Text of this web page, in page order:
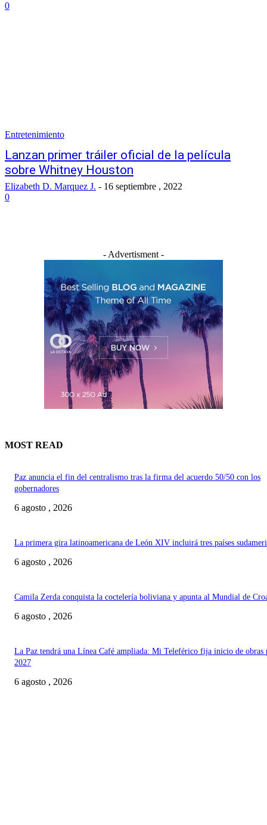
0
Entretenimiento
Lanzan primer tráiler oficial de la película
sobre Whitney Houston
Elizabeth D. Marquez J. - 16 septiembre , 2022
0
- Advertisment -
MOST READ
Paz anuncia el fin del centralismo tras la firma del acuerdo 50/50 con los
gobernadores
6 agosto , 2026
La primera gira latinoamericana de León XIV incluirá tres países
6 agosto , 2026
Camila Zerda conquista la coctelería boliviana y apunta al Mundial de
6 agosto , 2026
La Paz tendrá una Línea Café ampliada: Mi Teleférico fija inicio de obras
2027
6 agosto , 2026